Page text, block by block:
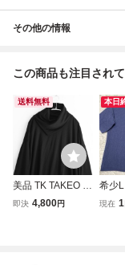
その他の情報
この商品も注目され
送料無料
美品 TK TAKEO KI
KUCHI オーバー
即決 4,800円
本日
希少
ー タ
現在 1